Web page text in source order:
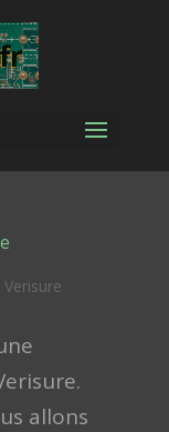
Verisure
allons